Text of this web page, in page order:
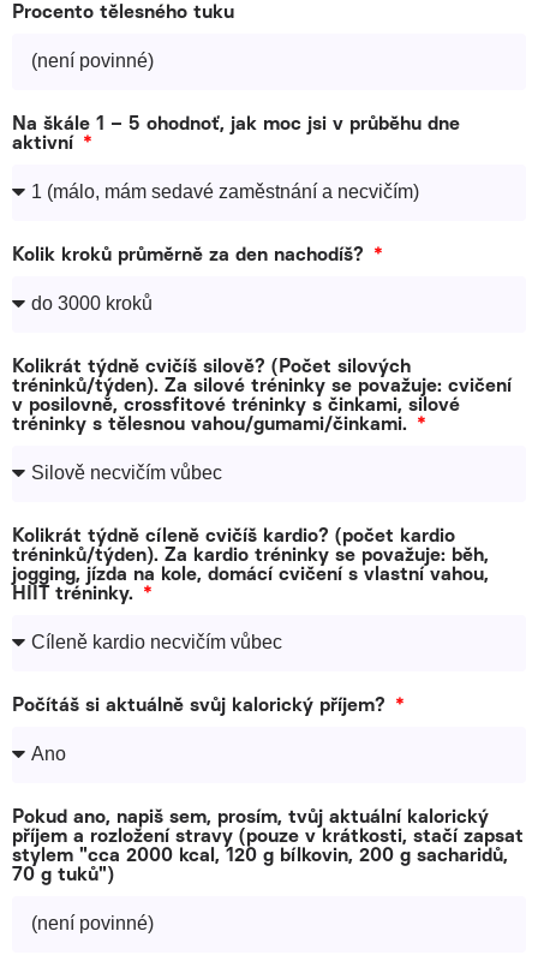
Procento tělesného tuku
Na škále 1 – 5 ohodnoť, jak moc jsi v průběhu dne
aktivní
Kolik kroků průměrně za den nachodíš?
Kolikrát týdně cvičíš silově? (Počet silových
tréninků/týden). Za silové tréninky se považuje: cvičení
v posilovně, crossfitové tréninky s činkami, silové
tréninky s tělesnou vahou/gumami/činkami.
Kolikrát týdně cíleně cvičíš kardio? (počet kardio
tréninků/týden). Za kardio tréninky se považuje: běh,
jogging, jízda na kole, domácí cvičení s vlastní vahou,
HIIT tréninky.
Počítáš si aktuálně svůj kalorický příjem?
Pokud ano, napiš sem, prosím, tvůj aktuální kalorický
příjem a rozložení stravy (pouze v krátkosti, stačí zapsat
stylem "cca 2000 kcal, 120 g bílkovin, 200 g sacharidů,
70 g tuků")